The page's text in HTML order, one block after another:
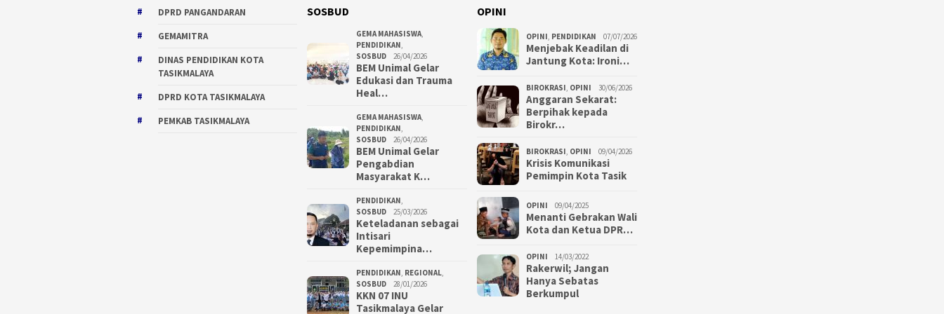
DPRD PANGANDARAN
GEMAMITRA
DINAS PENDIDIKAN KOTA
TASIKMALAYA
DPRD KOTA TASIKMALAYA
PEMKAB TASIKMALAYA
SOSBUD
GEMA MAHASISWA
PENDIDIKAN
SOSBUD
26/04/2026
BEM Unimal Gelar
Edukasi dan Trauma
Heal…
GEMA MAHASISWA
PENDIDIKAN
SOSBUD
26/04/2026
BEM Unimal Gelar
Pengabdian
Masyarakat K…
PENDIDIKAN
SOSBUD
25/03/2026
Keteladanan sebagai
Intisari
Kepemimpina…
PENDIDIKAN REGIONAL
SOSBUD
28/01/2026
KKN 07 INU
Tasikmalaya Gelar
OPINI
OPINI PENDIDIKAN 07/07/2026
Menjebak Keadilan di
Jantung Kota: Ironi…
BIROKRASI OPINI 30/06/2026
Anggaran Sekarat:
Berpihak kepada
Birokr…
BIROKRASI OPINI 09/04/2026
Krisis Komunikasi
Pemimpin Kota Tasik
OPINI 09/04/2025
Menanti Gebrakan Wali
Kota dan Ketua DPR…
OPINI 14/03/2022
Rakerwil; Jangan
Hanya Sebatas
Berkumpul